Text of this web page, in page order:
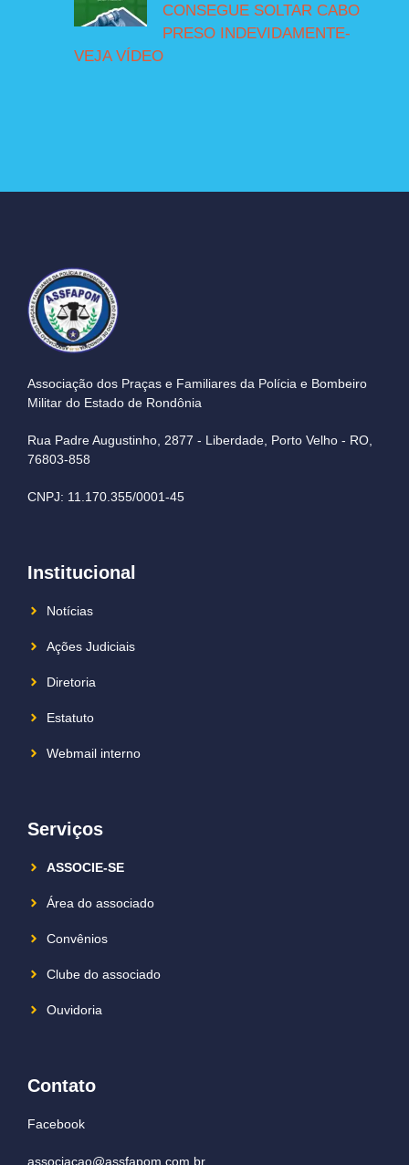
CONSEGUE SOLTAR CABO
PRESO INDEVIDAMENTE-
VEJA VÍDEO
Associação dos Praças e Familiares da Polícia e Bombeiro
Militar do Estado de Rondônia
Rua Padre Augustinho, 2877 - Liberdade, Porto Velho - RO,
76803-858
CNPJ: 11.170.355/0001-45
Institucional
Notícias
Ações Judiciais
Diretoria
Estatuto
Webmail interno
Serviços
ASSOCIE-SE
Área do associado
Convênios
Clube do associado
Ouvidoria
Contato
Facebook
associacao@assfapom.com.br